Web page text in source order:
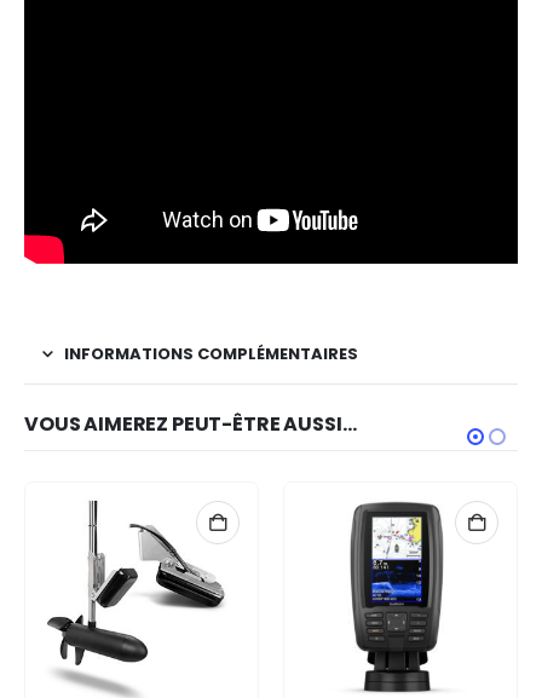
INFORMATIONS COMPLÉMENTAIRES
VOUS AIMEREZ PEUT-ÊTRE AUSSI…